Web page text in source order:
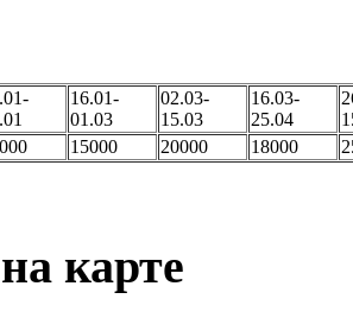
16.01-
01.03
02.03-
15.03
16.03-
25.04
15000 20000 18000
карте